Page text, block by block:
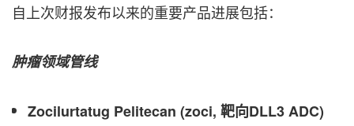
自上次财报发布以来的重要产品进展包括：
肿瘤领域管线
Zocilurtatug Pelitecan (zoci, 靶向DLL3 ADC)